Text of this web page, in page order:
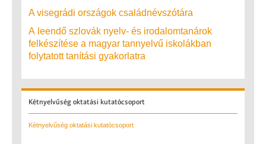
A visegrádi országok családnévszótára
A leendő szlovák nyelv- és irodalomtanárok
felkészítése a magyar tannyelvű iskolákban
folytatott tanítási gyakorlatra
Kétnyelvűség oktatási kutatócsoport
Kétnyelvűség oktatási kutatócsoport